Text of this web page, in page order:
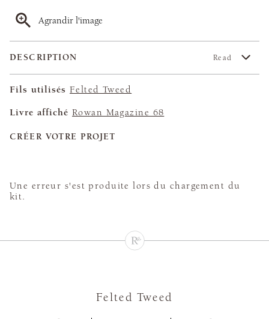
Agrandir l'image
DESCRIPTION Read
Fils utilisés Felted Tweed
Livre affiché Rowan Magazine 68
CRÉER VOTRE PROJET
Une erreur s'est produite lors du chargement du
kit.
Felted Tweed